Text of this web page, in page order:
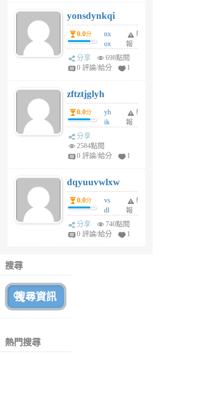
6
個
月
前
yonsdynkqi
0.0分
nx
ox
rh
pe
月
前
舉
報
分享
698點閱
0 評論/給分
1
zftztjglyh
0.0分
yh
ik
tu
6
個
月
前
舉
報
分享
2584點閱
0 評論/給分
1
dqyuuvwlxw
0.0分
vs
dl
sq
fy
舉
報
分享
740點閱
0 評論/給分
1
搜尋
熱門搜尋